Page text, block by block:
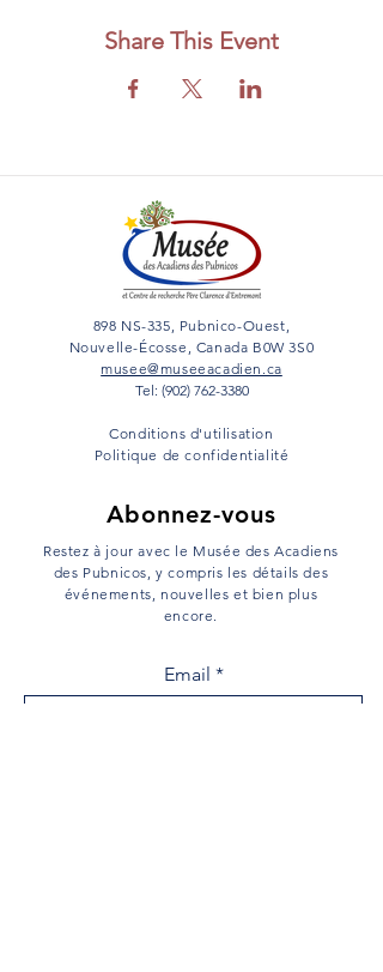
Share This Event
898 NS-335, Pubnico-Ouest,
Nouvelle-Écosse, Canada B0W 3S0
musee@museeacadien.ca
Tel: (902) 762-3380
Conditions d'utilisation
Politique de confidentialité
Abonnez-vous
Restez à jour avec le Musée des Acadiens
des Pubnicos, y compris les détails des
événements, nouvelles et bien plus
encore.
Email